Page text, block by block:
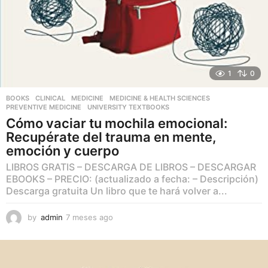
1 0
BOOKS ,CLINICAL ,MEDICINE ,MEDICINE & HEALTH SCIENCES
PREVENTIVE MEDICINE
,UNIVERSITY TEXTBOOKS
Cómo vaciar tu mochila emocional:
Recupérate del trauma en mente,
emoción y cuerpo
LIBROS GRATIS – DESCARGA DE LIBROS – DESCARGAR
EBOOKS – PRECIO: (actualizado a fecha: – Descripción)
Descarga gratuita Un libro que te hará volver a...
by admin 7 meses ago
e